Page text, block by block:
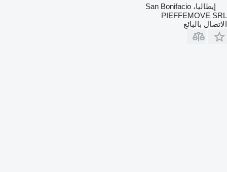
إيطاليا، San Bonifacio
PIEFFEMOVE SRL
الاتصال بالبائع